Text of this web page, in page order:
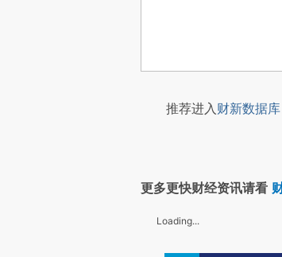
推荐进入财新数据库
更多更快财经资讯请看
Loading...